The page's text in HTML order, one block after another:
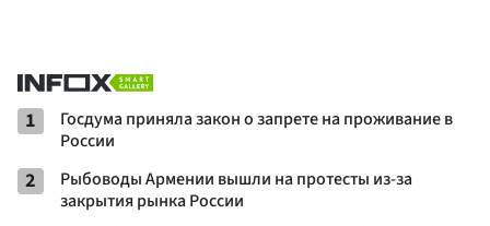
1
Госдума приняла закон о запрете на проживание в
России
2
Рыбоводы Армении вышли на протесты из-за
закрытия рынка России